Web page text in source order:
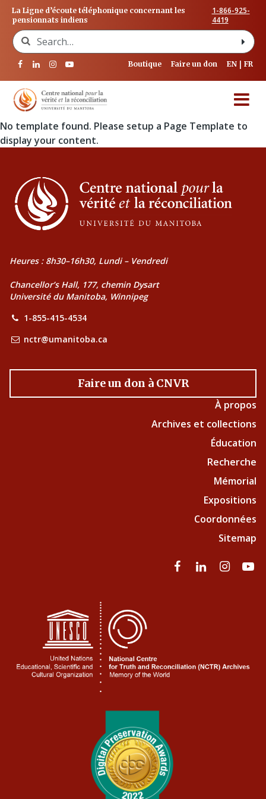
La Ligne d’écoute téléphonique concernant les
pensionnats indiens
1-866-925-
4419
Search for:
Boutique Faire un don EN FR
No template found. Please setup a Page Template to
display your content.
Heures : 8h30–16h30, Lundi – Vendredi
Chancellor’s Hall, 177, chemin Dysart
Université du Manitoba, Winnipeg
1-855-415-4534
nctr@umanitoba.ca
Faire un don à CNVR
À propos
Archives et collections
Éducation
Recherche
Mémorial
Expositions
Coordonnées
Sitemap